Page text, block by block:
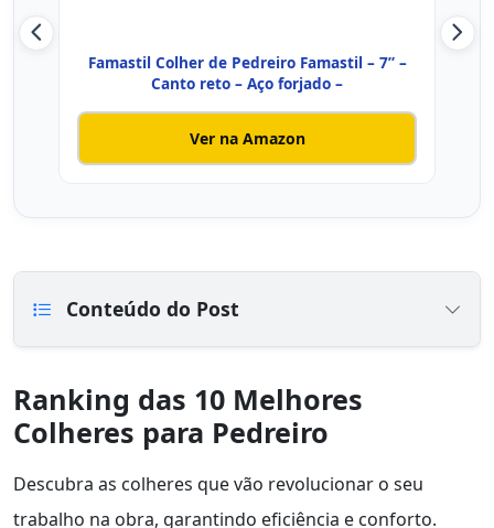
Famastil Colher de Pedreiro Famastil – 7” –
Canto reto – Aço forjado –
Ver na Amazon
Conteúdo do Post
Ranking das 10 Melhores
Colheres para Pedreiro
Descubra as colheres que vão revolucionar o seu
trabalho na obra, garantindo eficiência e conforto.